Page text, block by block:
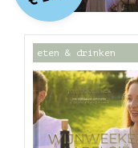
€ 39,99.
€ 12,50.
eten & drinken